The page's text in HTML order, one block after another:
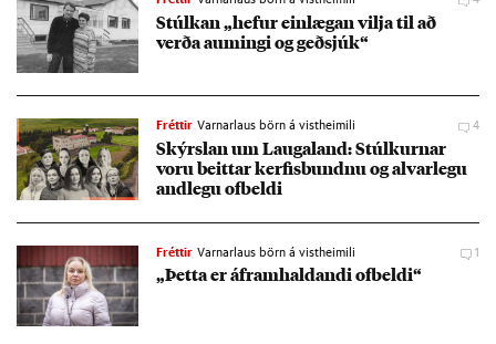
Stúlk­an „hef­ur ein­læg­an vilja til að
verða aum­ingi og geð­sjúk“
Fréttir Varnarlaus börn á vistheimili 4
Skýrsl­an um Lauga­land: Stúlk­urn­ar
voru beitt­ar kerf­is­bundnu og al­var­legu
and­legu of­beldi
Fréttir Varnarlaus börn á vistheimili 1
„Þetta er áfram­hald­andi of­beldi“